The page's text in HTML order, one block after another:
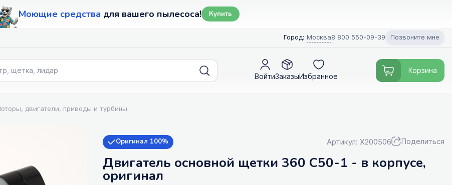
Моющие средства для вашего пылесоса! Купить
Город: Москва8 800 550-09-39 Позвоните мне
ВойтиЗаказыИзбранное
Корзина
двигатели, приводы и турбины
Оригинал 100% Артикул: X200506 Поделиться
Двигатель основной щетки 360 C50-1 - в корпусе,
оригинал